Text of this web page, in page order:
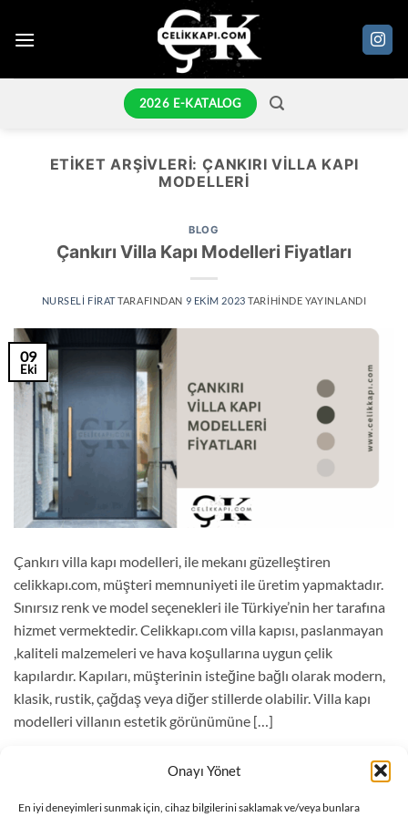
Onayı Yönet
En iyi deneyimleri sunmak için, cihaz bilgilerini saklamak ve/veya bunlara
atla
2026 E-KATALOG
ETIKET ARŞIVLERI: ÇANKIRI VILLA KAPI
MODELLERI
BLOG
Çankırı Villa Kapı Modelleri Fiyatları
NURSELI FIRATTARAFINDAN 9 EKIM 2023 TARIHINDE YAYINLANDI
09
Eki
Çankırı villa kapı modelleri, ile mekanı güzelleştiren
celikkapı.com, müşteri memnuniyeti ile üretim yapmaktadır.
Sınırsız renk ve model seçenekleri ile Türkiye’nin her tarafına
hizmet vermektedir. Celikkapı.com villa kapısı, paslanmayan
,kaliteli malzemeleri ve hava koşullarına uygun çelik
kapılardır. Kapıları, müşterinin isteğine bağlı olarak modern,
klasik, rustik, çağdaş veya diğer stillerde olabilir. Villa kapı
modelleri villanın estetik görünümüne […]